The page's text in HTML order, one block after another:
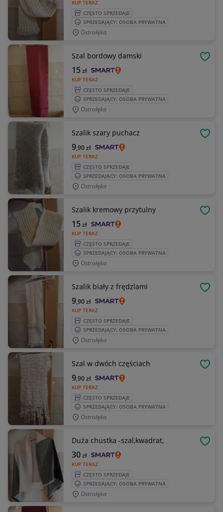
KUP TERAZ
CZĘSTO SPRZEDAJE
SPRZEDAJĄCY: OSOBA PRYWATNA
Ostrołęka
Szal bordowy damski
KUP TERAZ
15zł
CZĘSTO SPRZEDAJE
SPRZEDAJĄCY: OSOBA PRYWATNA
Ostrołęka
Szalik szary puchacz
KUP TERAZ
9,90zł
CZĘSTO SPRZEDAJE
SPRZEDAJĄCY: OSOBA PRYWATNA
Ostrołęka
Szalik kremowy przytulny
KUP TERAZ
15zł
CZĘSTO SPRZEDAJE
SPRZEDAJĄCY: OSOBA PRYWATNA
Ostrołęka
Szalik biały z frędzlami
KUP TERAZ
9,90zł
CZĘSTO SPRZEDAJE
SPRZEDAJĄCY: OSOBA PRYWATNA
Ostrołęka
Szal w dwóch częściach
KUP TERAZ
9,90zł
CZĘSTO SPRZEDAJE
SPRZEDAJĄCY: OSOBA PRYWATNA
Ostrołęka
Duża chustka -szal,kwadrat,
KUP TERAZ
30zł
CZĘSTO SPRZEDAJE
SPRZEDAJĄCY: OSOBA PRYWATNA
Ostrołęka